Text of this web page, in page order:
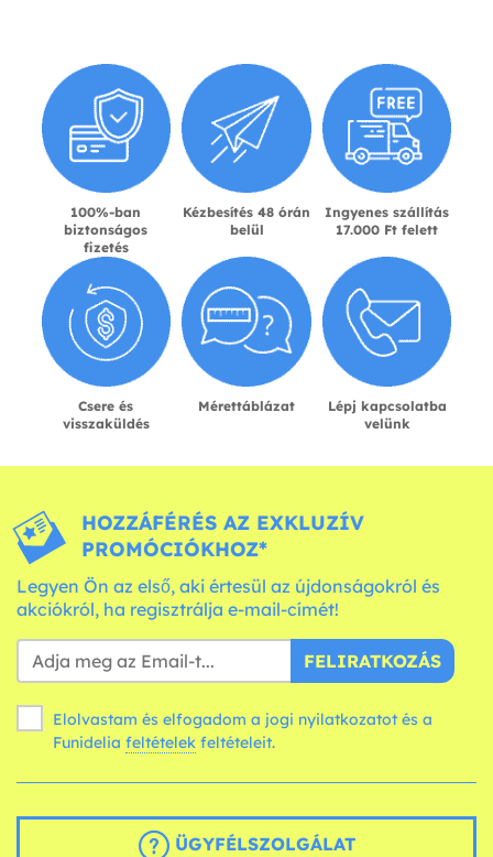
100%-ban
biztonságos
fizetés
Kézbesítés 48 órán
belül
Ingyenes szállítás
17.000 Ft felett
Csere és
visszaküldés
Mérettáblázat
Lépj kapcsolatba
velünk
HOZZÁFÉRÉS AZ EXKLUZÍV
PROMÓCIÓKHOZ*
Legyen Ön az első, aki értesül az újdonságokról és
akciókról, ha regisztrálja e-mail-címét!
FELIRATKOZÁS
Elolvastam és elfogadom a jogi nyilatkozatot és a
Funidelia feltételek feltételeit.
ÜGYFÉLSZOLGÁLAT